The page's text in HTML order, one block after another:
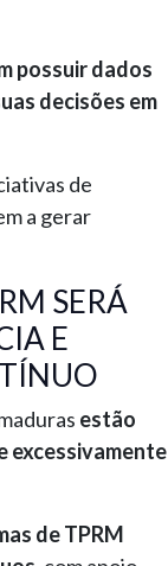
possuir dados
decisões em
de
a gerar
SERÁ
E
estão
excessivamente
de TPRM